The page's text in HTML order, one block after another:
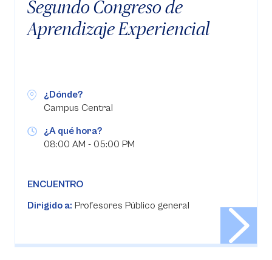
Segundo Congreso de
Aprendizaje Experiencial
¿Dónde?
Campus Central
¿A qué hora?
08:00 AM - 05:00 PM
ENCUENTRO
Dirigido a: Profesores Público general